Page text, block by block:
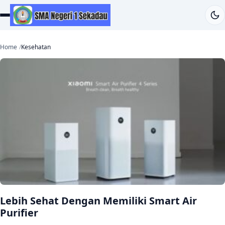
Home Kesehatan
Lebih Sehat Dengan Memiliki Smart Air
Purifier